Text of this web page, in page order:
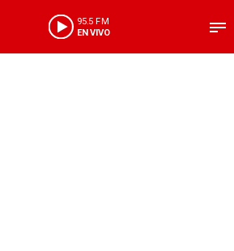
95.5 FM
EN VIVO